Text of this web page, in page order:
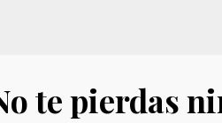
te pierdas